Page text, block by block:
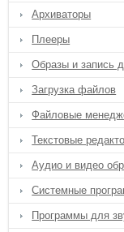
Архиваторы
Плееры
Образы и запись
Загрузка файлов
Файловые
Текстовые
Аудио и видео
Системные
Программы для